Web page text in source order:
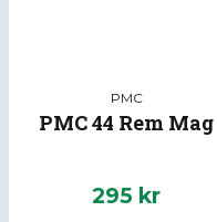
PMC
PMC 44 Rem Mag
295 kr